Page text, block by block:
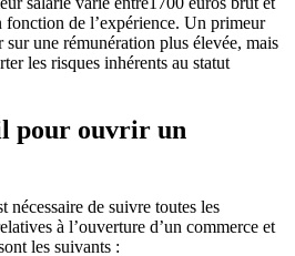
fonction de l’expérience. Un primeur
une rémunération plus élevée, mais
les risques inhérents au statut
pour ouvrir un
de suivre toutes les
à l’ouverture d’un commerce et
les suivants :